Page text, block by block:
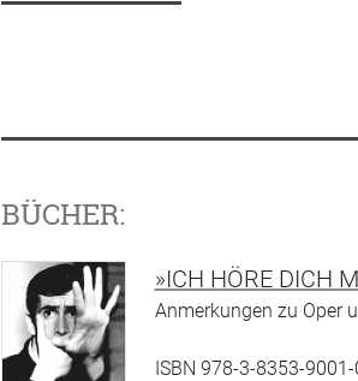
BÜCHER:
»ICH HÖRE DICH
Anmerkungen zu Oper
ISBN 978-3-8353-9001-